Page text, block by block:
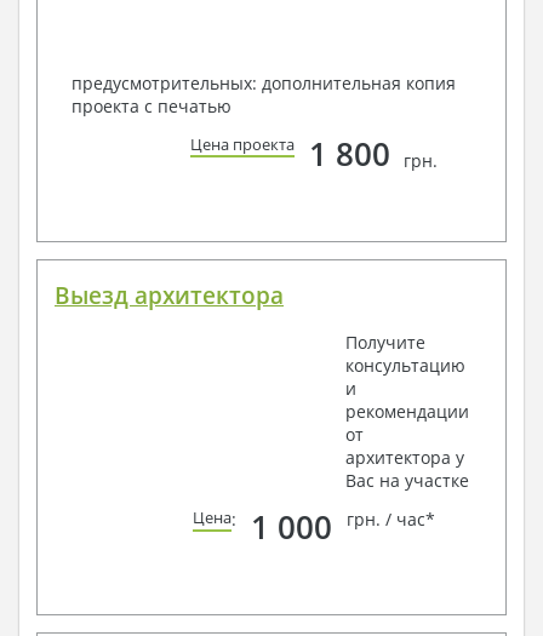
предусмотрительных: дополнительная копия
проекта с печатью
Цена проекта 1 800 грн.
Выезд архитектора
Получите
консультацию
и
рекомендации
от
архитектора у
Вас на участке
Цена: 1 000 грн. / час*